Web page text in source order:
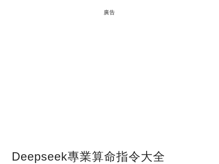
廣告
Deepseek專業算命指令大全